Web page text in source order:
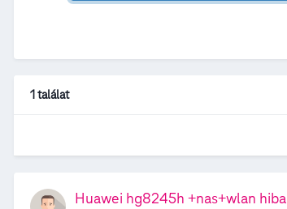
1 találat
Huawei hg8245h +nas+wlan hiba